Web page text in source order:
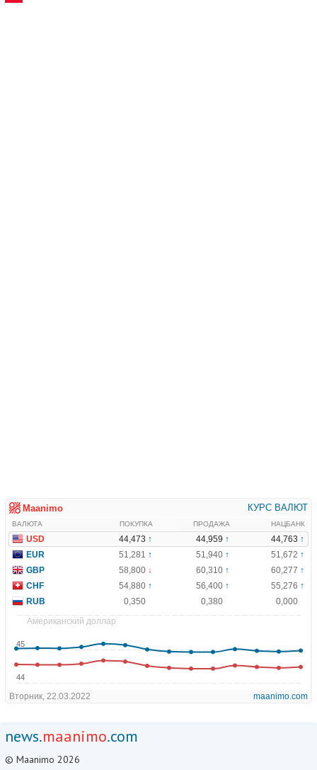
news.maanimo.com
© Maanimo 2026